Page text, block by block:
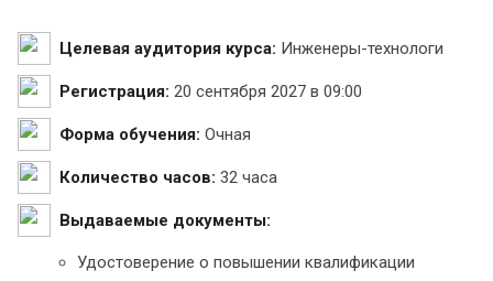
Целевая аудитория курса: Инженеры-технологи
Регистрация: 20 сентября 2027 в 09:00
Форма обучения: Очная
Количество часов: 32 часа
Выдаваемые документы:
Удостоверение о повышении квалификации